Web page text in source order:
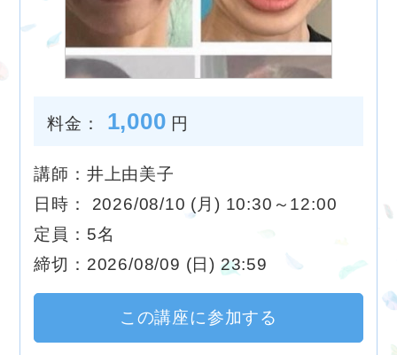
料金： 1,000 円
講師：井上由美子
日時： 2026/08/10 (月) 10:30～12:00
定員：5名
締切：2026/08/09 (日) 23:59
この講座に参加する